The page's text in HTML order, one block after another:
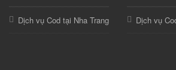
Dịch vụ Cod tại Nha Trang Dịch vụ